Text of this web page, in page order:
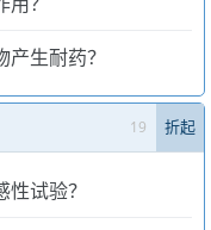
生耐药？
19 折起
试验？